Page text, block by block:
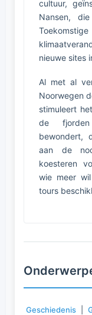
cultuur,
Nansen,
nieuwe sites
Al met al
Noorwegen
stimuleert
de
bewondert,
aan de
koesteren
wie meer
tours
Geschiedenis